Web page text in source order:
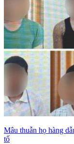
Mâu thuẫn họ hàng
tố